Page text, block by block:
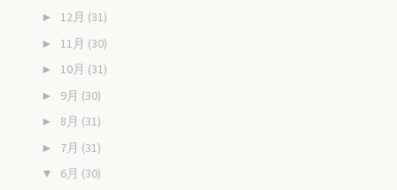
► 12月 (31)
► 11月 (30)
► 10月 (31)
► 9月 (30)
► 8月 (31)
► 7月 (31)
▼ 6月 (30)